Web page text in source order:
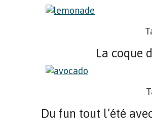
La coque
Du fun tout l’été